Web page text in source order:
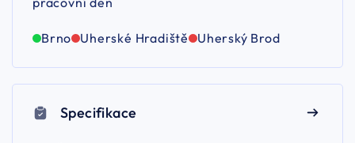
Brno Uherské Hradiště Uherský Brod
Specifikace